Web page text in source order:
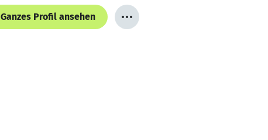
Ganzes Profil ansehen